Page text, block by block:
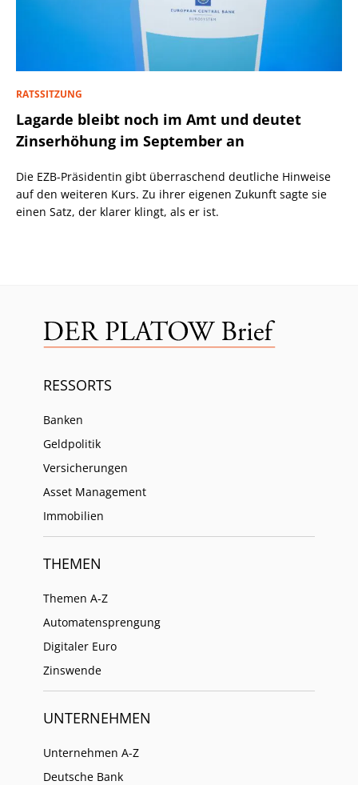
RATSSITZUNG
Lagarde bleibt noch im Amt und deutet
Zinserhöhung im September an
Die EZB-Präsidentin gibt überraschend deutliche Hinweise
auf den weiteren Kurs. Zu ihrer eigenen Zukunft sagte sie
einen Satz, der klarer klingt, als er ist.
RESSORTS
Banken
Geldpolitik
Versicherungen
Asset Management
Immobilien
THEMEN
Themen A-Z
Automatensprengung
Digitaler Euro
Zinswende
UNTERNEHMEN
Unternehmen A-Z
Deutsche Bank